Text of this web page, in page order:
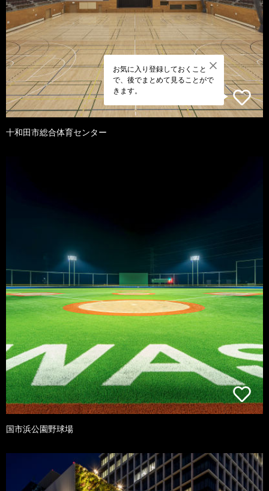
お気に入り登録しておくこと
で、後でまとめて見ることがで
きます。
十和田市総合体育センター
国市浜公園野球場